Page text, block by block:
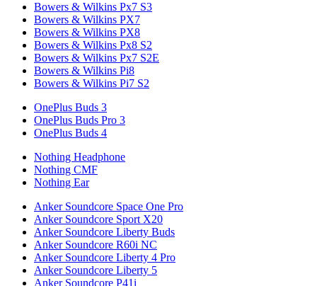
Bowers & Wilkins Px7 S3
Bowers & Wilkins PX7
Bowers & Wilkins PX8
Bowers & Wilkins Px8 S2
Bowers & Wilkins Px7 S2E
Bowers & Wilkins Pi8
Bowers & Wilkins Pi7 S2
OnePlus Buds 3
OnePlus Buds Pro 3
OnePlus Buds 4
Nothing Headphone
Nothing CMF
Nothing Ear
Anker Soundcore Space One Pro
Anker Soundcore Sport X20
Anker Soundcore Liberty Buds
Anker Soundcore R60i NC
Anker Soundcore Liberty 4 Pro
Anker Soundcore Liberty 5
Anker Soundcore P41i